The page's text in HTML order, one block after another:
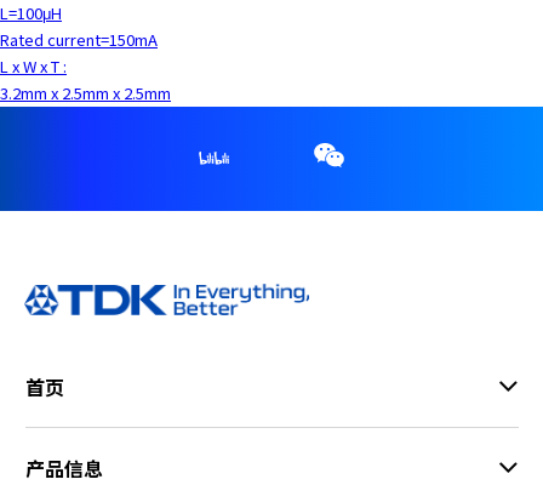
L=100μH
Rated current=150mA
L x W x T :
3.2mm x 2.5mm x 2.5mm
首页
产品信息